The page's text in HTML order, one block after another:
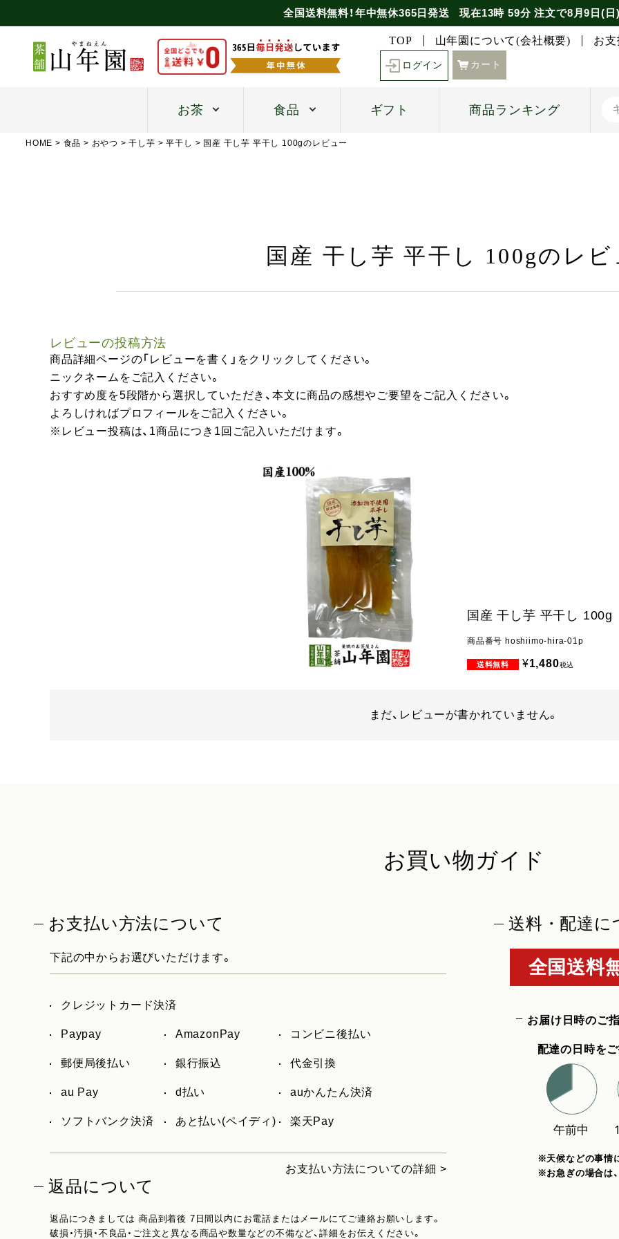
全国送料無料！年中無休365日発送 現在13時 59分注文で8月9日(日
TOP 山年園について(会社概要) お
ログイン カート
お茶 食品 ギフト 商品ランキング
HOME 食品 おやつ 干し芋 平干し 国産 干し芋 平干し 100gのレビュー
国産 干し芋 平干し 100gのレビ
レビューの投稿方法
商品詳細ページの「レビューを書く」をクリックしてください。
ニックネームをご記入ください。
おすすめ度を5段階から選択していただき、本文に商品の感想やご要望をご記入ください。
よろしければプロフィールをご記入ください。
※レビュー投稿は、1商品につき1回ご記入いただけます。
国産 干し芋 平干し 100g
商品番号 hoshiimo-hira-01p
¥1,480税込
まだ、レビューが書かれていません。
お買い物ガイド
お支払い方法について
下記の中からお選びいただけます。
クレジットカード決済
Paypay AmazonPay コンビニ後払い
郵便局後払い 銀行振込 代金引換
au Pay d払い auかんたん決済
ソフトバンク決済 あと払い(ペイディ) 楽天Pay
お支払い方法についての詳細 >
返品について
返品につきましては 商品到着後 7日間以内にお電話またはメールにてご連絡お願いします。
破損・汚損・不良品・ご注文と異なる商品や数量などの不備など、詳細をお伝えください。
送料・配達に
全国送料
お届け日時のご
配達の日時を
※天候などの事情
※お急ぎの場合は